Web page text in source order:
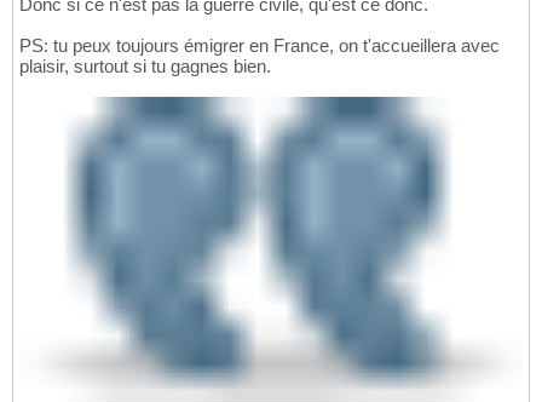
PS: tu peux toujours émigrer en France, on t'accueillera avec
plaisir, surtout si tu gagnes bien.